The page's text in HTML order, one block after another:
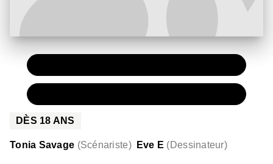
DÈS 18 ANS
Tonia Savage (Scénariste) Eve E (Dessinateur)